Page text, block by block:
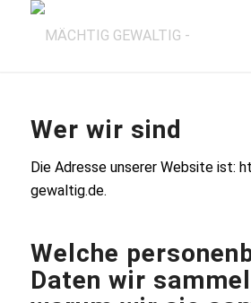
Wer wir sind
Die Adresse unserer Website ist:
gewaltig.de.
Welche
Daten wir